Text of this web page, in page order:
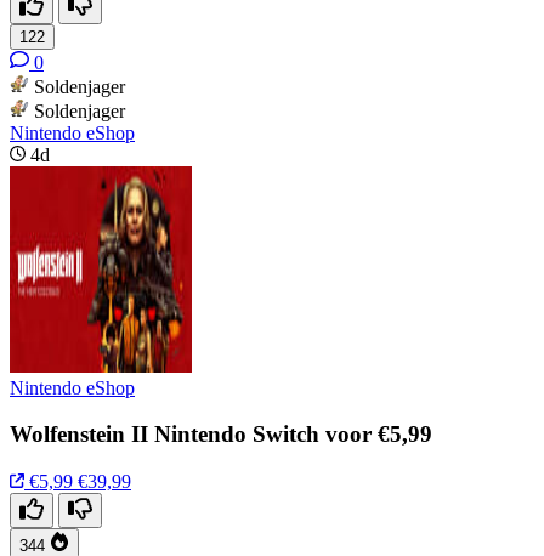
122
0
Soldenjager
Soldenjager
Nintendo eShop
4d
Nintendo eShop
Wolfenstein II Nintendo Switch voor €5,99
€5,99 €39,99
344